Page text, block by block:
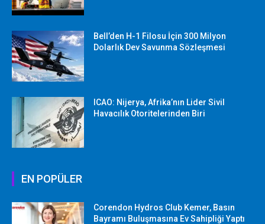
Bell’den H-1 Filosu İçin 300 Milyon
Dolarlık Dev Savunma Sözleşmesi
ICAO: Nijerya, Afrika’nın Lider Sivil
Havacılık Otoritelerinden Biri
EN POPÜLER
Corendon Hydros Club Kemer, Basın
Bayramı Buluşmasına Ev Sahipliği Yaptı